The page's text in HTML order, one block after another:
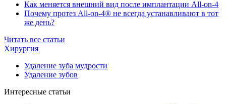
Как меняется внешний вид после имплантации All-on-4
Почему протез All-on-4® не всегда устанавливают в тот
же день?
Читать все статьи
Хирургия
Удаление зуба мудрости
Удаление зубов
Интересные статьи